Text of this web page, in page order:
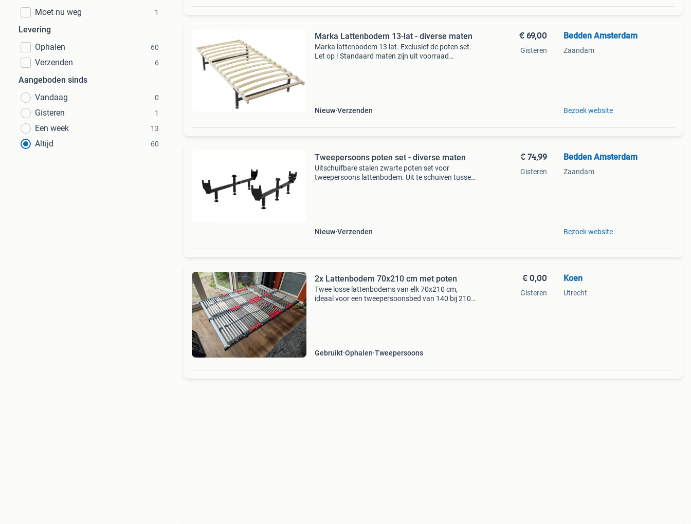
Moet nu weg
1
Levering
Ophalen
60
Verzenden 6
Aangeboden sinds
Vandaag
0
Gisteren 1
Een week 13
Altijd 60
Marka Lattenbodem 13-lat - diverse maten
Marka lattenbodem 13 lat. Exclusief de poten set.
Let op ! Standaard maten zijn uit voorraad
Nieuw Verzenden
€ 69,00
Gisteren
Bedden Amsterdam
Zaandam
Bezoek website
Tweepersoons poten set - diverse maten
Uitschuifbare stalen zwarte poten set voor
tweepersoons lattenbodem. Uit te schuiven tussen
Nieuw Verzenden
€ 74,99
Gisteren
Bedden Amsterdam
Zaandam
Bezoek website
2x Lattenbodem 70x210 cm met poten
Twee losse lattenbodems van elk 70x210 cm,
ideaal voor een tweepersoonsbed van 140 bij 210
Gebruikt Ophalen Tweepersoons
€ 0,00
Gisteren
Koen
Utrecht